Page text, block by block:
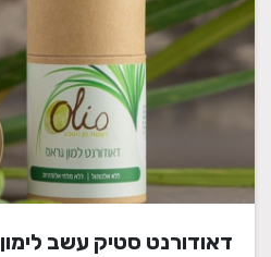
דאודורנט סטיק עשב לימון